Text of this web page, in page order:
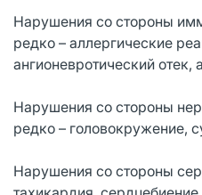
Нарушения со стороны
редко – аллергические
ангионевротический отек,
Нарушения со стороны
редко – головокружение,
Нарушения со стороны